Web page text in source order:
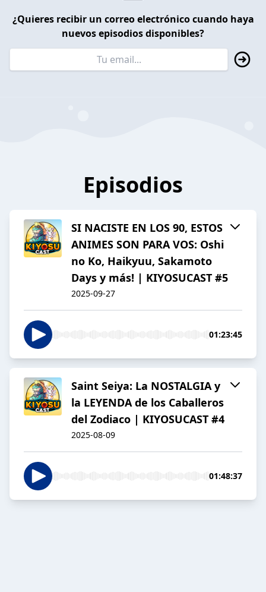
¿Quieres recibir un correo electrónico cuando haya
nuevos episodios disponibles?
Episodios
SI NACISTE EN LOS 90, ESTOS
ANIMES SON PARA VOS: Oshi
no Ko, Haikyuu, Sakamoto
Days y más! | KIYOSUCAST #5
2025-09-27
01:23:45
Saint Seiya: La NOSTALGIA y
la LEYENDA de los Caballeros
del Zodiaco | KIYOSUCAST #4
2025-08-09
01:48:37